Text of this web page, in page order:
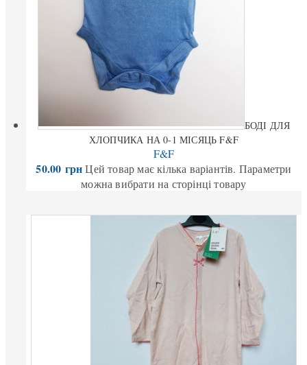
БОДІ ДЛЯ
ХЛОПЧИКА НА 0-1 МІСЯЦЬ F&F
F&F
50.00 грн Цей товар має кілька варіантів. Параметри
можна вибрати на сторінці товару